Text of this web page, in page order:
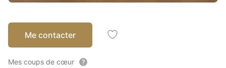
Me contacter Ajouter à mes coups de
Mes coups de cœur